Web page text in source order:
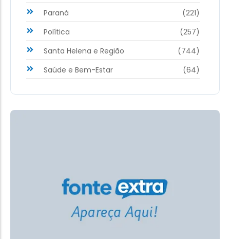
Paraná
(221)
Política
(257)
Santa Helena e Região
(744)
Saúde e Bem-Estar
(64)